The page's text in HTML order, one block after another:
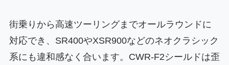
街乗りから高速ツーリングまでオールラウンドに
対応でき、SR400やXSR900などのネオクラシック
系にも違和感なく合います。CWR-F2シールドは歪